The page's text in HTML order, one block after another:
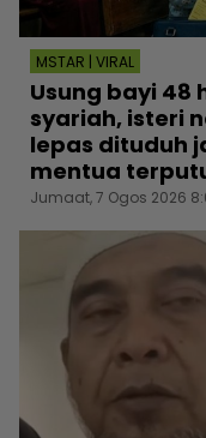
MSTAR | VIRAL
Usung bayi 48
syariah, isteri
lepas dituduh
mentua
Jumaat, 7 Ogos 2026